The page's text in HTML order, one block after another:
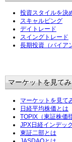
投資スタイルを決
スキャルピング
デイトレード
スイングトレード
長期投資（バイア
マーケットを見て
マーケットを見て
日経平均株価とは
TOPIX（東証株価
JPX日経インデッ
東証二部とは